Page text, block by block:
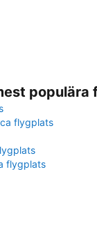
populära
flygplats
flygplats